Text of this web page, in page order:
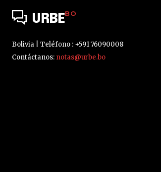
URBEBO
Bolivia | Teléfono : +591 76090008
Contáctanos: notas@urbe.bo